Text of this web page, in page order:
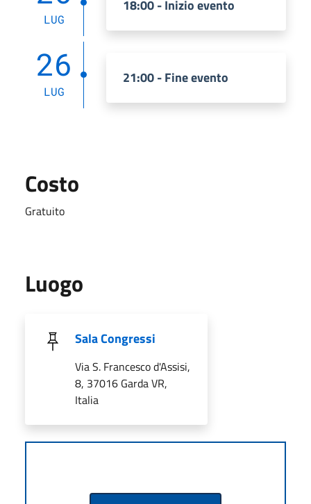
LUG
18:00 - Inizio evento
26
LUG
21:00 - Fine evento
Costo
Gratuito
Luogo
Sala Congressi
Via S. Francesco d'Assisi,
8, 37016 Garda VR,
Italia